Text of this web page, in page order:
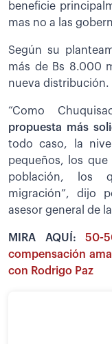
beneficie
mas no a las
Según su
más de Bs 8.000
nueva distribución.
“Como
propuesta más
todo caso, la
pequeños, los
población, los
migración”, dijo
asesor general de
MIRA AQUÍ:50-
compensación
con Rodrigo Paz